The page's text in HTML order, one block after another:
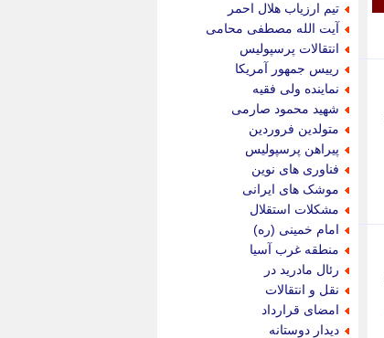
تیم ارزیاب هلال احمر
آیت الله مصطفی محامی
انتقالات پرسپولیس
رییس جمهور آمریکا
نماینده ولی فقیه
شهید محمود صارمی
متولدین فروردین
پیراهن پرسپولیس
فناوری های نوین
موشک های ایرانی
مشکلات استقلال
امام خمینی (ره)
منطقه غرب آسیا
رئال مادرید در
نقل و انتقالات
امضای قرارداد
دیدار دوستانه